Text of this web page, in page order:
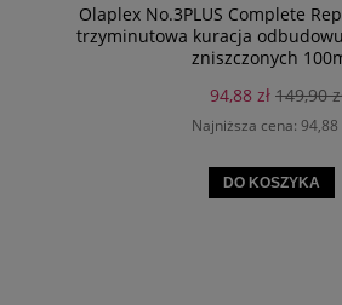
Olaplex No.3PLUS Complete
trzyminutowa kuracja
zniszczonych
94,88 zł 149,90
Najniższa cena: 94,88
DO KOSZYKA